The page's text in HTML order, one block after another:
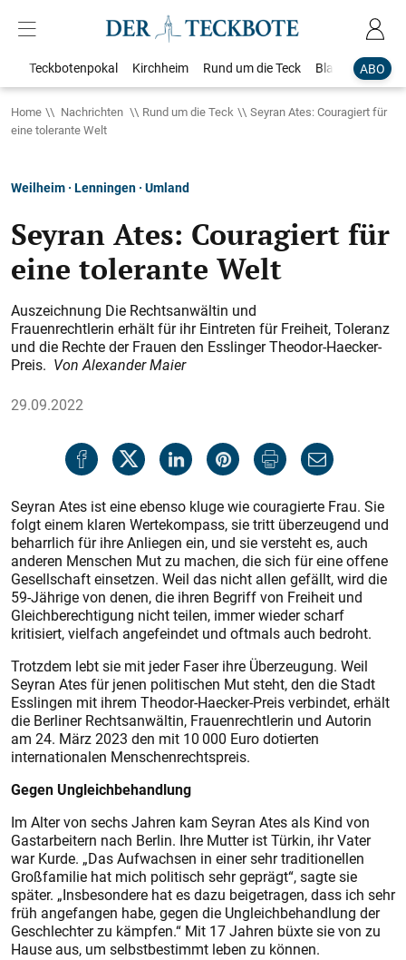
ABO
Teckbotenpokal Kirchheim Rund um die Teck Blaulicht
Home Nachrichten Rund um die Teck
Seyran Ates: Couragiert für
eine tolerante Welt
Weilheim · Lenningen · Umland
Seyran Ates: Couragiert für
eine tolerante Welt
Auszeichnung Die Rechtsanwältin und
Frauenrechtlerin erhält für ihr Eintreten für Freiheit, Toleranz
und die Rechte der Frauen den Esslinger Theodor-Haecker-
Preis. Von Alexander Maier
29.09.2022
Seyran Ates ist eine ebenso kluge wie couragierte Frau. Sie
folgt einem klaren Wertekompass, sie tritt überzeugend und
beharrlich für ihre Anliegen ein, und sie versteht es, auch
anderen Menschen Mut zu machen, die sich für eine offene
Gesellschaft einsetzen. Weil das nicht allen gefällt, wird die
59-Jährige von denen, die ihren Begriff von Freiheit und
Gleichberechtigung nicht teilen, immer wieder scharf
kritisiert, vielfach angefeindet und oftmals auch bedroht.
Trotzdem lebt sie mit jeder Faser ihre Überzeugung. Weil
Seyran Ates für jenen politischen Mut steht, den die Stadt
Esslingen mit ihrem Theodor-Haecker-Preis verbindet, erhält
die Berliner Rechtsanwältin, Frauenrechtlerin und Autorin
am 24. März 2023 den mit 10 000 Euro dotierten
internationalen Menschenrechtspreis.
Gegen Ungleichbehandlung
Im Alter von sechs Jahren kam Seyran Ates als Kind von
Gastarbeitern nach Berlin. Ihre Mutter ist Türkin, ihr Vater
war Kurde. „Das Aufwachsen in einer sehr traditionellen
Großfamilie hat mich politisch sehr geprägt“, sagte sie
später. „Insbesondere hat es dazu beigetragen, dass ich sehr
früh angefangen habe, gegen die Ungleichbehandlung der
Geschlechter zu kämpfen.“ Mit 17 Jahren büxte sie von zu
Hause aus, um selbstbestimmt leben zu können.